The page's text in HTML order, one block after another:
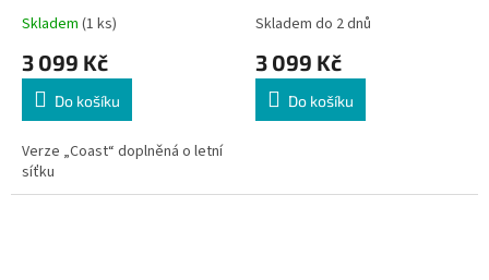
Skladem (1 ks)
3 099 Kč
Do košíku
Verze „Coast“ doplněná o letní
síťku
Skladem do 2 dnů
3 099 Kč
Do košíku